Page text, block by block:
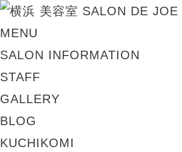
MENU
SALON INFORMATION
STAFF
GALLERY
BLOG
KUCHIKOMI